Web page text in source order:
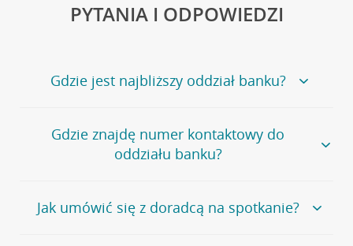
PYTANIA I ODPOWIEDZI
Gdzie jest najbliższy oddział banku?
Jeśli szukasz oddziału naszego banku, zapraszamy na
stronęPlacówki i bankomaty, na której znajduje się
wygodna wyszukiwarka.
oddziałów
Gdzie znajdę numer kontaktowy do
oddziału banku?
Bank Credit Agricole nie udostępnia ogólnego numeru
telefonu do placówki bankowej.
Jak umówić się z doradcą na spotkanie?